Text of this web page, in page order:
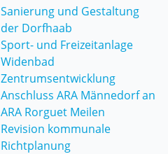
Sanierung und Gestaltung
der Dorfhaab
Sport- und Freizeitanlage
Widenbad
Zentrumsentwicklung
Anschluss ARA Männedorf an
ARA Rorguet Meilen
Revision kommunale
Richtplanung